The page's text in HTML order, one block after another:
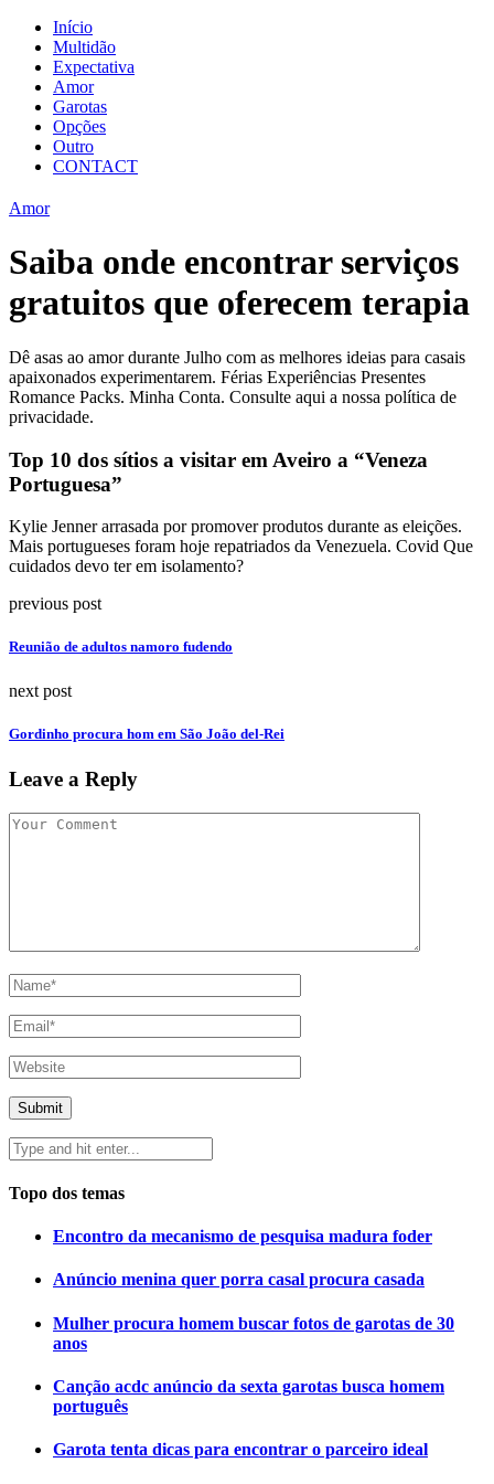
Início
Multidão
Expectativa
Amor
Garotas
Opções
Outro
CONTACT
Amor
Saiba onde encontrar serviços
gratuitos que oferecem terapia
Dê asas ao amor durante Julho com as melhores ideias para casais
apaixonados experimentarem. Férias Experiências Presentes
Romance Packs. Minha Conta. Consulte aqui a nossa política de
privacidade.
Top 10 dos sítios a visitar em Aveiro a “Veneza
Portuguesa”
Kylie Jenner arrasada por promover produtos durante as eleições.
Mais portugueses foram hoje repatriados da Venezuela. Covid Que
cuidados devo ter em isolamento?
previous post
Reunião de adultos namoro fudendo
next post
Gordinho procura hom em São João del-Rei
Leave a Reply
Topo dos temas
Encontro da mecanismo de pesquisa madura foder
Anúncio menina quer porra casal procura casada
Mulher procura homem buscar fotos de garotas de 30
anos
Canção acdc anúncio da sexta garotas busca homem
português
Garota tenta dicas para encontrar o parceiro ideal